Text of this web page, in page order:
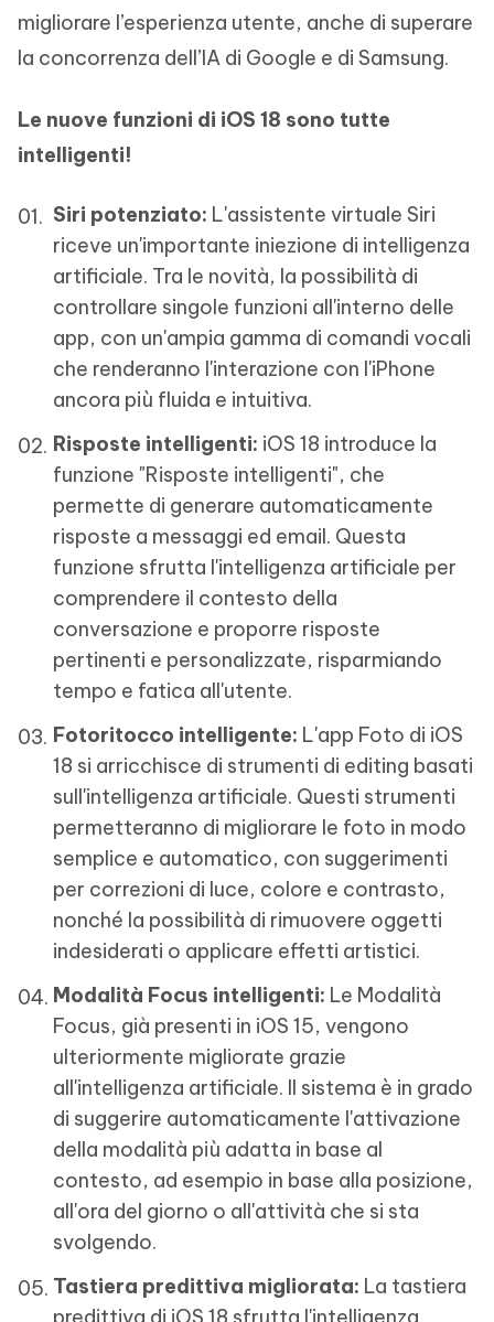
migliorare l’esperienza utente, anche di superare
la concorrenza dell’IA di Google e di Samsung.
Le nuove funzioni di iOS 18 sono tutte
intelligenti!
Siri potenziato: L'assistente virtuale Siri
riceve un'importante iniezione di intelligenza
artificiale. Tra le novità, la possibilità di
controllare singole funzioni all'interno delle
app, con un'ampia gamma di comandi vocali
che renderanno l'interazione con l'iPhone
ancora più fluida e intuitiva.
Risposte intelligenti: iOS 18 introduce la
funzione "Risposte intelligenti", che
permette di generare automaticamente
risposte a messaggi ed email. Questa
funzione sfrutta l'intelligenza artificiale per
comprendere il contesto della
conversazione e proporre risposte
pertinenti e personalizzate, risparmiando
tempo e fatica all'utente.
Fotoritocco intelligente: L'app Foto di iOS
18 si arricchisce di strumenti di editing basati
sull'intelligenza artificiale. Questi strumenti
permetteranno di migliorare le foto in modo
semplice e automatico, con suggerimenti
per correzioni di luce, colore e contrasto,
nonché la possibilità di rimuovere oggetti
indesiderati o applicare effetti artistici.
Modalità Focus intelligenti: Le Modalità
Focus, già presenti in iOS 15, vengono
ulteriormente migliorate grazie
all'intelligenza artificiale. Il sistema è in grado
di suggerire automaticamente l'attivazione
della modalità più adatta in base al
contesto, ad esempio in base alla posizione,
all'ora del giorno o all'attività che si sta
svolgendo.
Tastiera predittiva migliorata: La tastiera